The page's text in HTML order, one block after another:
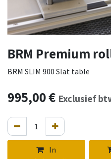
BRM Premium
BRM SLIM 900 Slat table
995,00€ Exclusief